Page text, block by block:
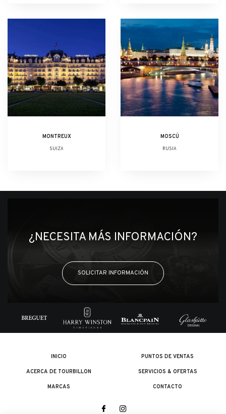
MONTREUX
SUIZA
MOSCÚ
RUSIA
¿NECESITA MÁS INFORMACIÓN?
SOLICITAR INFORMACIÓN
INICIO
ACERCA DE TOURBILLON
MARCAS
PUNTOS DE VENTAS
SERVICIOS & OFERTAS
CONTACTO